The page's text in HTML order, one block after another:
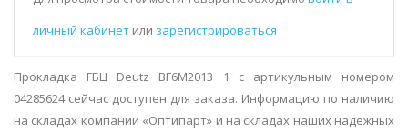
личный кабинет или зарегистрироваться
Прокладка ГБЦ Deutz BF6M2013 1 с артикульным номером
04285624 сейчас доступен для заказа. Информацию по наличию
на складах компании «Оптипарт» и на складах наших надежных